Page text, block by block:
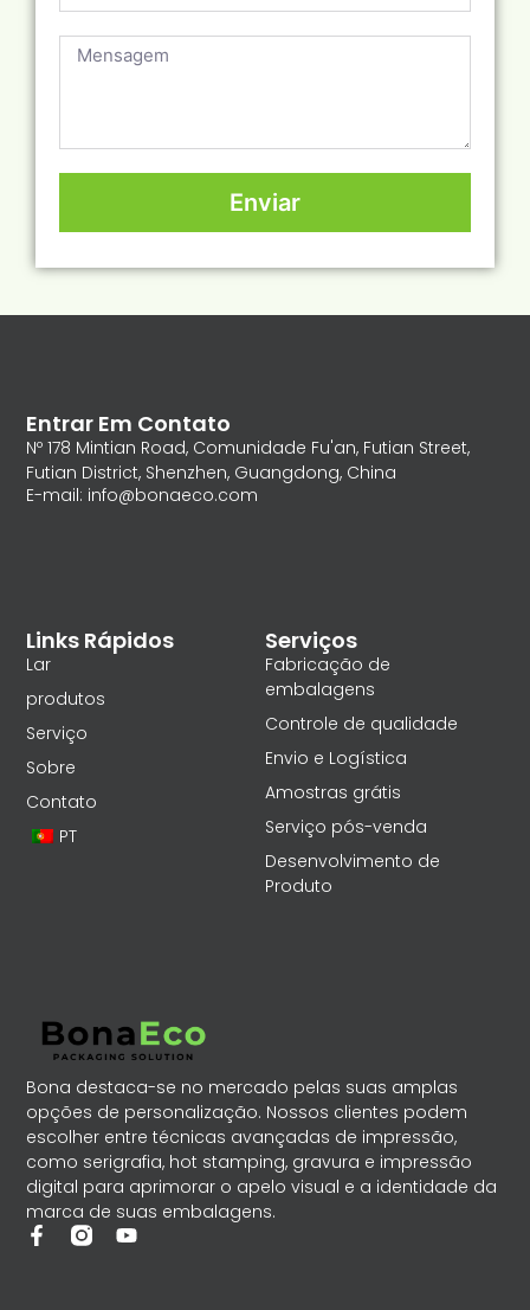
Enviar
Bona destaca-se no mercado pelas suas amplas
opções de personalização. Nossos clientes podem
escolher entre técnicas avançadas de impressão,
como serigrafia, hot stamping, gravura e impressão
digital para aprimorar o apelo visual e a identidade da
marca de suas embalagens.
Serviços
Fabricação de
embalagens
Controle de qualidade
Envio e Logística
Amostras grátis
Serviço pós-venda
Desenvolvimento de
Produto
Links Rápidos
Lar
produtos
Serviço
Sobre
Contato
PT
Entrar Em Contato
Nº 178 Mintian Road, Comunidade Fu'an, Futian Street,
Futian District, Shenzhen, Guangdong, China
E-mail: info@bonaeco.com